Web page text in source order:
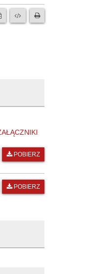
POBIERZ
POBIERZ